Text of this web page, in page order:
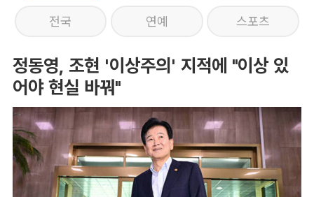
전국 연예 스포츠
정동영, 조현 '이상주의' 지적에 "이상 있
어야 현실 바꿔"